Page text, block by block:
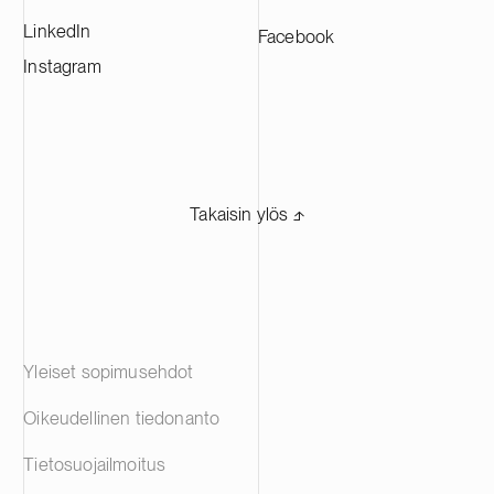
LinkedIn
Instagram
Facebook
Takaisin ylös ⬏
Yleiset sopimusehdot
Oikeudellinen tiedonanto
Tietosuojailmoitus